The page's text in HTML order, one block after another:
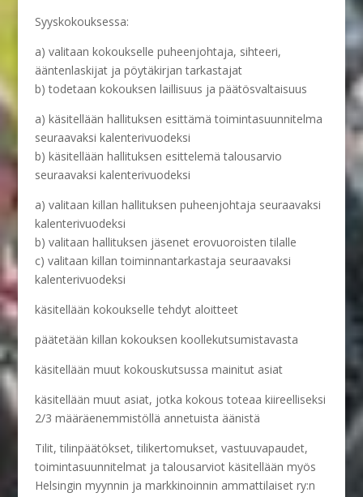
Syyskokouksessa:
a) valitaan kokoukselle puheenjohtaja, sihteeri,
ääntenlaskijat ja pöytäkirjan tarkastajat
b) todetaan kokouksen laillisuus ja päätösvaltaisuus
a) käsitellään hallituksen esittämä toimintasuunnitelma
seuraavaksi kalenterivuodeksi
b) käsitellään hallituksen esittelemä talousarvio
seuraavaksi kalenterivuodeksi
a) valitaan killan hallituksen puheenjohtaja seuraavaksi
kalenterivuodeksi
b) valitaan hallituksen jäsenet erovuoroisten tilalle
c) valitaan killan toiminnantarkastaja seuraavaksi
kalenterivuodeksi
käsitellään kokoukselle tehdyt aloitteet
päätetään killan kokouksen koollekutsumistavasta
käsitellään muut kokouskutsussa mainitut asiat
käsitellään muut asiat, jotka kokous toteaa kiireelliseksi
2/3 määräenemmistöllä annetuista äänistä
Tilit, tilinpäätökset, tilikertomukset, vastuuvapaudet,
toimintasuunnitelmat ja talousarviot käsitellään myös
Helsingin myynnin ja markkinoinnin ammattilaiset ry:n